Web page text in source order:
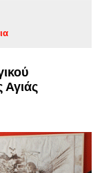
Αγιάς